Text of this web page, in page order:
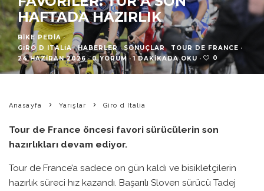
HAFTADA HAZIRLIK
BIKE PEDIA ·
GIRO D ITALIA
HABERLER SONUÇLAR TOUR DE FRANCE ·
24 HAZIRAN 2026 · 0 YORUM · 1 DAKIKADA OKU · 0
Anasayfa Yarışlar Giro d Italia
Tour de France öncesi favori sürücülerin son
hazırlıkları devam ediyor.
Tour de France’a sadece on gün kaldı ve bisikletçilerin
hazırlık süreci hız kazandı. Başarılı Sloven sürücü Tadej